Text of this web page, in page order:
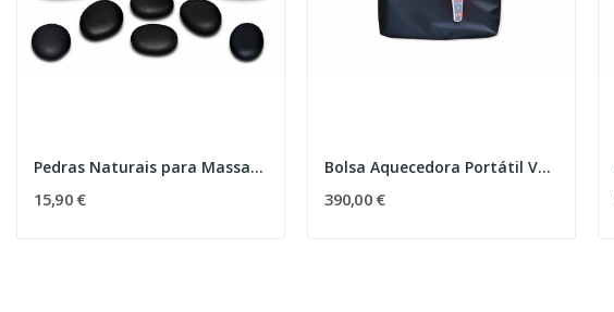
Pedras Naturais para Massagem
15,90 €
Bolsa Aquecedora Portátil VULSINI
390,00 €